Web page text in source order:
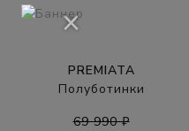
PREMIATA
Полуботинки
69 990 ₽
×